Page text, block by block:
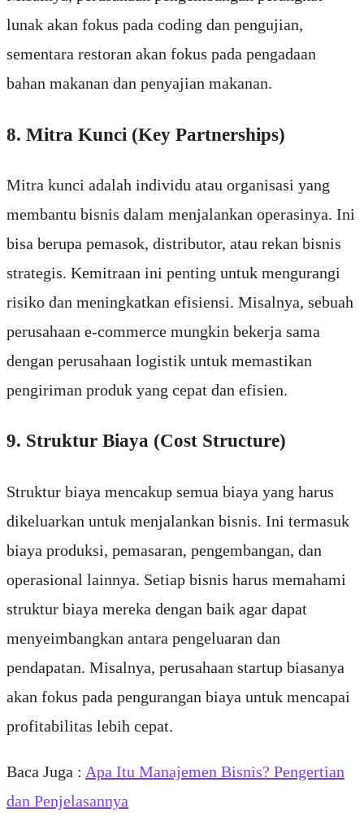
lunak akan fokus pada coding dan pengujian,
sementara restoran akan fokus pada pengadaan
bahan makanan dan penyajian makanan.
8. Mitra Kunci (Key Partnerships)
Mitra kunci adalah individu atau organisasi yang
membantu bisnis dalam menjalankan operasinya. Ini
bisa berupa pemasok, distributor, atau rekan bisnis
strategis. Kemitraan ini penting untuk mengurangi
risiko dan meningkatkan efisiensi. Misalnya, sebuah
perusahaan e-commerce mungkin bekerja sama
dengan perusahaan logistik untuk memastikan
pengiriman produk yang cepat dan efisien.
9. Struktur Biaya (Cost Structure)
Struktur biaya mencakup semua biaya yang harus
dikeluarkan untuk menjalankan bisnis. Ini termasuk
biaya produksi, pemasaran, pengembangan, dan
operasional lainnya. Setiap bisnis harus memahami
struktur biaya mereka dengan baik agar dapat
menyeimbangkan antara pengeluaran dan
pendapatan. Misalnya, perusahaan startup biasanya
akan fokus pada pengurangan biaya untuk mencapai
profitabilitas lebih cepat.
Baca Juga : Apa Itu Manajemen Bisnis? Pengertian
dan Penjelasannya